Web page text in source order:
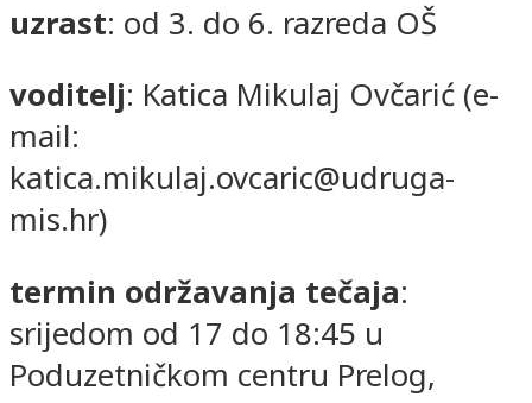
uzrast: od 3. do 6. razreda OŠ
voditelj: Katica Mikulaj Ovčarić (e-
mail:
katica.mikulaj.ovcaric@udruga-
mis.hr)
termin održavanja tečaja:
srijedom od 17 do 18:45 u
Poduzetničkom centru Prelog,